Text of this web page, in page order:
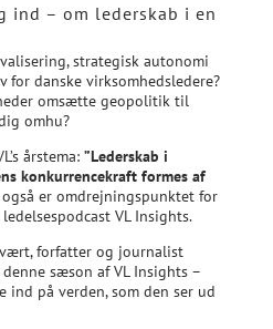
ind – om lederskab i en
strategisk autonomi
for danske virksomhedsledere?
omsætte geopolitik til
omhu?
årstema: ”Lederskab i
konkurrencekraft formes af
også er omdrejningspunktet for
VL Insights.
forfatter og journalist
sæson af VL Insights –
ind på verden, som den ser ud